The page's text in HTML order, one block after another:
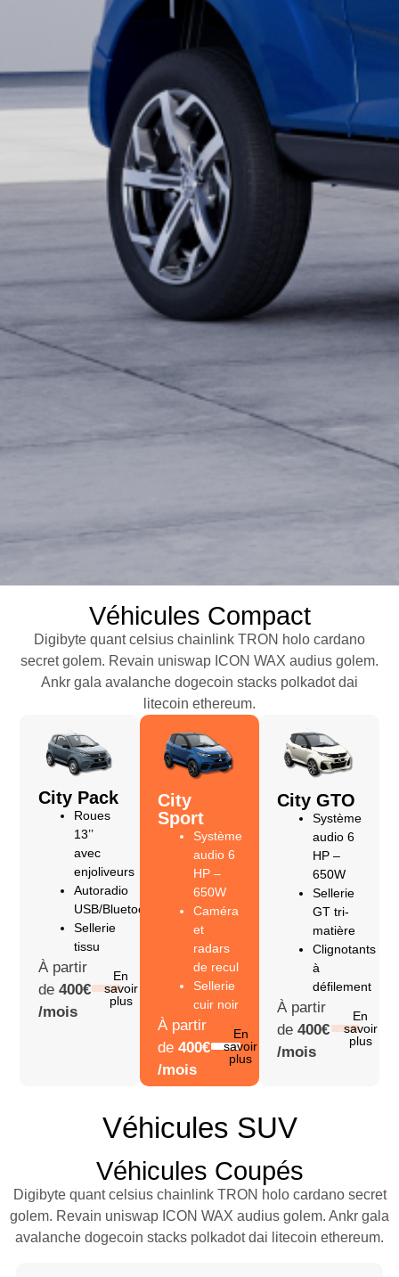
Véhicules Compact
Digibyte quant celsius chainlink TRON holo cardano
secret golem. Revain uniswap ICON WAX audius golem.
Ankr gala avalanche dogecoin stacks polkadot dai
litecoin ethereum.
City Pack
Roues
13’’
avec
enjoliveurs
Autoradio
USB/Bluetooth
Sellerie
tissu
En
savoir
plus
À partir
de 400€
/mois
City
Sport
Système
audio 6
HP –
650W
Caméra
et
radars
de recul
Sellerie
cuir noir
En
savoir
plus
À partir
de 400€
/mois
City GTO
Système
audio 6
HP –
650W
Sellerie
GT tri-
matière
Clignotants
à
défilement
En
savoir
plus
À partir
de400€
/mois
Véhicules SUV
Véhicules Coupés
Digibyte quant celsius chainlink TRON holo cardano secret
golem. Revain uniswap ICON WAX audius golem. Ankr gala
avalanche dogecoin stacks polkadot dai litecoin ethereum.